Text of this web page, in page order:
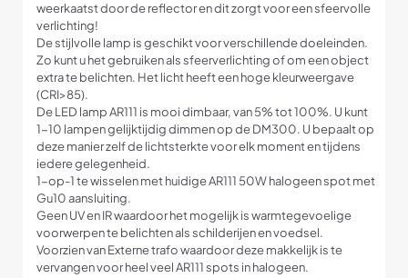
weerkaatst door de reflector en dit zorgt voor een sfeervolle
verlichting!
De stijlvolle lamp is geschikt voor verschillende doeleinden.
Zo kunt u het gebruiken als sfeerverlichting of om een object
extra te belichten. Het licht heeft een hoge kleurweergave
(CRI>85).
De LED lamp AR111 is mooi dimbaar, van 5% tot 100%. U kunt
1-10 lampen gelijktijdig dimmen op de DM300. U bepaalt op
deze manier zelf de lichtsterkte voor elk moment en tijdens
iedere gelegenheid.
1-op-1 te wisselen met huidige AR111 50W halogeen spot met
Gu10 aansluiting.
Geen UV en IR waardoor het mogelijk is warmtegevoelige
voorwerpen te belichten als schilderijen en voedsel.
Voorzien van Externe trafo waardoor deze makkelijk is te
vervangen voor heel veel AR111 spots in halogeen.